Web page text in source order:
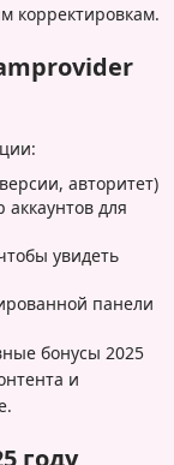
корректировкам.
авторитет)
для
увидеть
панели
бонусы 2025
и
году